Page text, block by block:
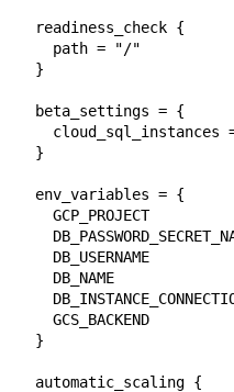
  readiness_check {
    path = "/"
  }
  beta_settings = {
cloud_sql_instances
  }
  env_variables = {
GCP_PROJECT
DB_USERNAME
DB_NAME
GCS_BACKEND
  }
  automatic_scaling {